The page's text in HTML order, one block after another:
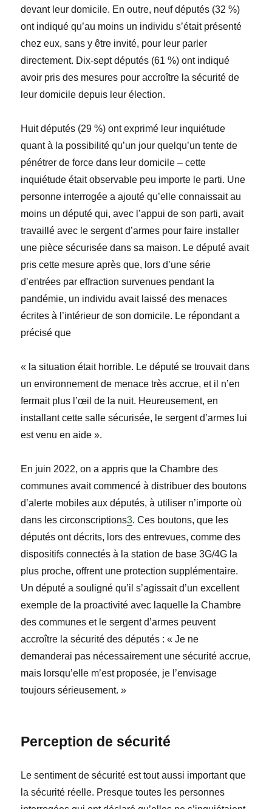
devant leur domicile. En outre, neuf députés (32 %)
ont indiqué qu’au moins un individu s’était présenté
chez eux, sans y être invité, pour leur parler
directement. Dix-sept députés (61 %) ont indiqué
avoir pris des mesures pour accroître la sécurité de
leur domicile depuis leur élection.
Huit députés (29 %) ont exprimé leur inquiétude
quant à la possibilité qu’un jour quelqu’un tente de
pénétrer de force dans leur domicile – cette
inquiétude était observable peu importe le parti. Une
personne interrogée a ajouté qu’elle connaissait au
moins un député qui, avec l’appui de son parti, avait
travaillé avec le sergent d’armes pour faire installer
une pièce sécurisée dans sa maison. Le député avait
pris cette mesure après que, lors d’une série
d’entrées par effraction survenues pendant la
pandémie, un individu avait laissé des menaces
écrites à l’intérieur de son domicile. Le répondant a
précisé que
« la situation était horrible. Le député se trouvait dans
un environnement de menace très accrue, et il n’en
fermait plus l’œil de la nuit. Heureusement, en
installant cette salle sécurisée, le sergent d’armes lui
est venu en aide ».
En juin 2022, on a appris que la Chambre des
communes avait commencé à distribuer des boutons
d’alerte mobiles aux députés, à utiliser n’importe où
dans les circonscriptions3. Ces boutons, que les
députés ont décrits, lors des entrevues, comme des
dispositifs connectés à la station de base 3G/4G la
plus proche, offrent une protection supplémentaire.
Un député a souligné qu’il s’agissait d’un excellent
exemple de la proactivité avec laquelle la Chambre
des communes et le sergent d’armes peuvent
accroître la sécurité des députés : « Je ne
demanderai pas nécessairement une sécurité accrue,
mais lorsqu’elle m’est proposée, je l’envisage
toujours sérieusement. »
Perception de sécurité
Le sentiment de sécurité est tout aussi important que
la sécurité réelle. Presque toutes les personnes